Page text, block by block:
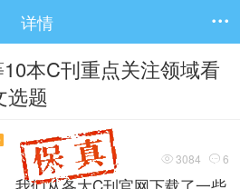
详情 
本C刊重点关注领域看
选题
 3084  6